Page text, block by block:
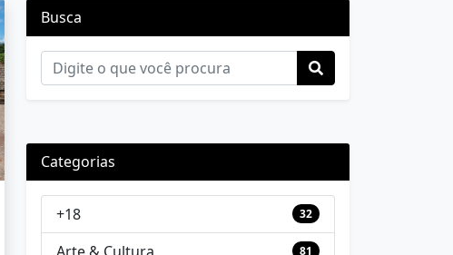
Busca
Categorias
+18 32